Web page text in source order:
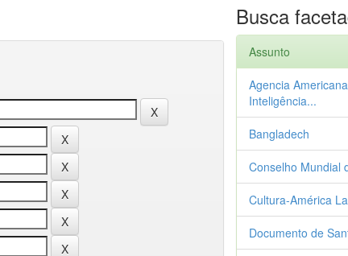
Busca
Assunto
Agencia
Inteligência...
Bangladech
Conselho Mundial
Cultura-América
Documento de